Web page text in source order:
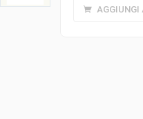
AGGIUNGI